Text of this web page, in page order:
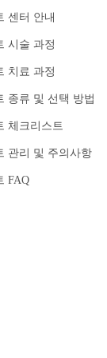
센터 안내
시술 과정
치료 과정
종류 및 선택 방법
체크리스트
관리 및 주의사항
FAQ